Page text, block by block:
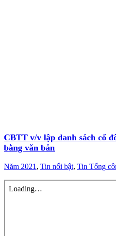
CBTT v/v lập danh sách cổ
bằng văn bản
Năm 2021 , Tin nổi bật, Tin Tổng